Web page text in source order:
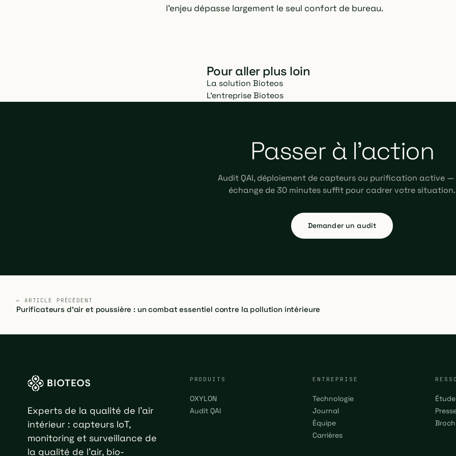
l'enjeu dépasse largement le seul confort de bureau.
Pour aller plus loin
La solution Bioteos
L'entreprise Bioteos
Passer à l'action
Audit QAI, déploiement de capteurs ou purification active —
échange de 30 minutes suffit pour cadrer votre situation.
Demander un audit
← ARTICLE PRÉCÉDENT
Purificateurs d'air et poussière : un combat essentiel contre la pollution intérieure
Experts de la qualité de l'air
intérieur : capteurs IoT,
monitoring et surveillance de
la qualité de l'air, bio-
PRODUITS
OXYLON
Audit QAI
ENTREPRISE
Technologie
Journal
Équipe
Carrières